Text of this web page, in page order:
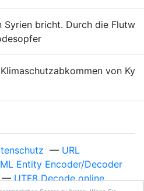
Syrien bricht. Durch die Flutw
von Ky
— URL
Entity Encoder/Decoder
UTF8 Decode online